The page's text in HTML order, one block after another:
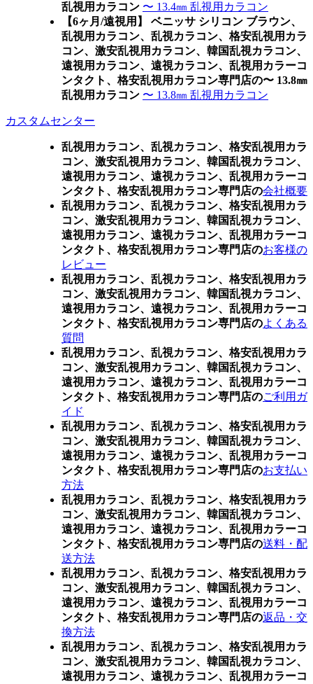
乱視用カラコン 〜 13.4㎜ 乱視用カラコン
【6ヶ月/遠視用】 ベニッサ シリコン ブラウン、
乱視用カラコン、乱視カラコン、格安乱視用カラ
コン、激安乱視用カラコン、韓国乱視カラコン、
遠視用カラコン、遠視カラコン、乱視用カラーコ
ンタクト、格安乱視用カラコン専門店の〜 13.8㎜
乱視用カラコン 〜 13.8㎜ 乱視用カラコン
カスタムセンター
乱視用カラコン、乱視カラコン、格安乱視用カラ
コン、激安乱視用カラコン、韓国乱視カラコン、
遠視用カラコン、遠視カラコン、乱視用カラーコ
ンタクト、格安乱視用カラコン専門店の会社概要
乱視用カラコン、乱視カラコン、格安乱視用カラ
コン、激安乱視用カラコン、韓国乱視カラコン、
遠視用カラコン、遠視カラコン、乱視用カラーコ
ンタクト、格安乱視用カラコン専門店のお客様の
レビュー
乱視用カラコン、乱視カラコン、格安乱視用カラ
コン、激安乱視用カラコン、韓国乱視カラコン、
遠視用カラコン、遠視カラコン、乱視用カラーコ
ンタクト、格安乱視用カラコン専門店のよくある
質問
乱視用カラコン、乱視カラコン、格安乱視用カラ
コン、激安乱視用カラコン、韓国乱視カラコン、
遠視用カラコン、遠視カラコン、乱視用カラーコ
ンタクト、格安乱視用カラコン専門店のご利用ガ
イド
乱視用カラコン、乱視カラコン、格安乱視用カラ
コン、激安乱視用カラコン、韓国乱視カラコン、
遠視用カラコン、遠視カラコン、乱視用カラーコ
ンタクト、格安乱視用カラコン専門店のお支払い
方法
乱視用カラコン、乱視カラコン、格安乱視用カラ
コン、激安乱視用カラコン、韓国乱視カラコン、
遠視用カラコン、遠視カラコン、乱視用カラーコ
ンタクト、格安乱視用カラコン専門店の送料・配
送方法
乱視用カラコン、乱視カラコン、格安乱視用カラ
コン、激安乱視用カラコン、韓国乱視カラコン、
遠視用カラコン、遠視カラコン、乱視用カラーコ
ンタクト、格安乱視用カラコン専門店の返品・交
換方法
乱視用カラコン、乱視カラコン、格安乱視用カラ
コン、激安乱視用カラコン、韓国乱視カラコン、
遠視用カラコン、遠視カラコン、乱視用カラーコ